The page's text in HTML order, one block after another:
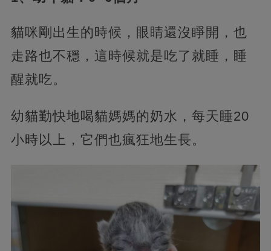
貓咪剛出生的時候，眼睛還沒睜開，也
走路也不穩，這時候就是吃了就睡，睡
醒就吃。
幼貓勤快地喝貓媽媽的奶水，每天睡20
小時以上，它們也瘋狂地生長。